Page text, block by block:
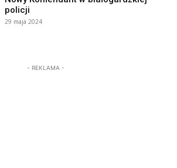
policji
29 maja 2024
- REKLAMA -